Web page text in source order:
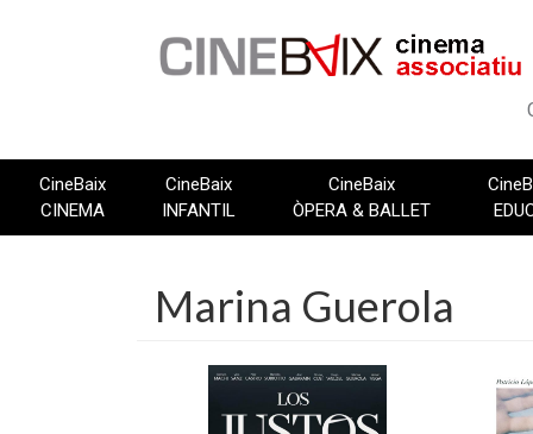
CineBaix
CINEMA
CineBaix
INFANTIL
CineBaix
ÒPERA & BALLET
Marina Guerola